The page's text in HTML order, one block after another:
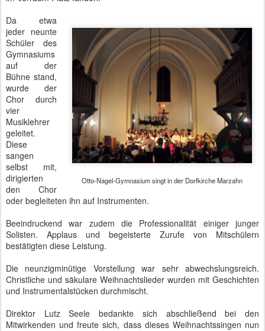
Otto-Nagel-Gymnasium singt in der Dorfkirche Marzahn
Da etwa
jeder neunte
Schüler des
Gymnasiums
auf der
Bühne stand,
wurde der
Chor durch
vier
Musiklehrer
geleitet.
Diese
sangen
selbst mit,
dirigierten
den Chor
oder begleiteten ihn auf Instrumenten.
Beeindruckend war zudem die Professionalität einiger junger
Solisten. Applaus und begeisterte Zurufe von Mitschülern
bestätigten diese Leistung.
Die neunzigminütige Vorstellung war sehr abwechslungsreich.
Christliche und säkulare Weihnachtslieder wurden mit Geschichten
und Instrumentalstücken durchmischt.
Direktor Lutz Seele bedankte sich abschließend bei den
Mitwirkenden und freute sich, dass dieses Weihnachtssingen nun